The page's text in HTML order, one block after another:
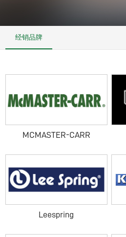
经销品牌
MCMASTER-CARR
Leespring